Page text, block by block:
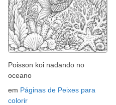
Poisson koi nadando no
oceano
em Páginas de Peixes para
colorir